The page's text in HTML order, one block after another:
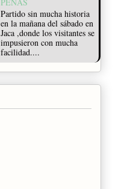
PEÑAS
Partido sin mucha historia
en la mañana del sábado en
Jaca ,donde los visitantes se
impusieron con mucha
facilidad....